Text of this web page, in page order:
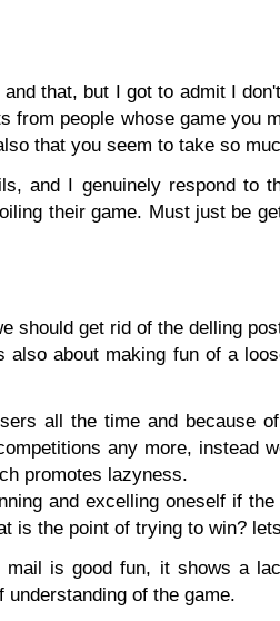
that, but I got to admit I
from people whose game you
that you seem to take so
and I genuinely respond to
their game. Must just be
should get rid of the delling
also about making fun of a
all the time and because
any more, instead
promotes lazyness.
and excelling oneself if
is the point of trying to win?
mail is good fun, it shows a
of the game.